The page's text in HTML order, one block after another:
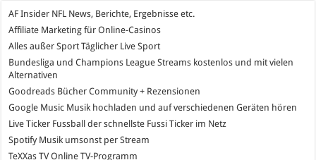
AF Insider NFL News, Berichte, Ergebnisse etc.
Affiliate Marketing für Online-Casinos
Alles außer SportTäglicher Live Sport
Bundesliga und Champions League Streams kostenlos und mit vielen
Alternativen
Goodreads Bücher Community + Rezensionen
Google Music Musik hochladen und auf verschiedenen Geräten hören
Live Ticker Fussball
der schnellste Fussi Ticker im Netz
SpotifyMusik umsonst per Stream
TeXXas TVOnline TV-Programm